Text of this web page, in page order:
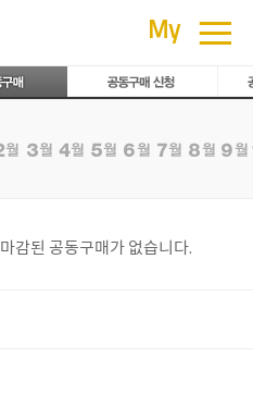
My ≡
마감된 공동구매가 없습니다.